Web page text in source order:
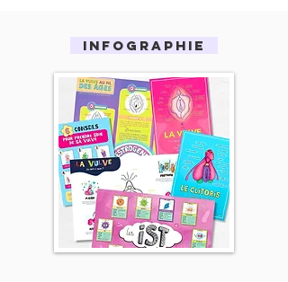
INFOGRAPHIE